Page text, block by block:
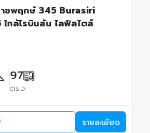
าชพฤกษ์ 345 Burasiri
กล้โรบินสัน ไลฟ์สไตล์
97
ตร.ว.
รายละเอียด